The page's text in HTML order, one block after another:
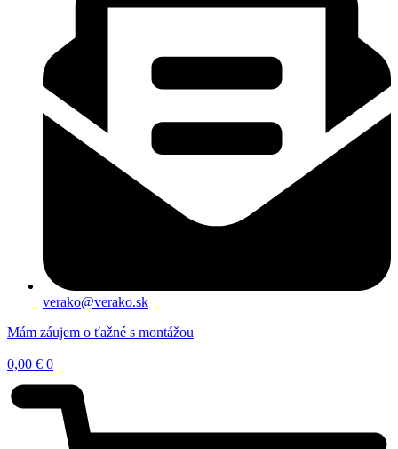
verako@verako.sk
Mám záujem o ťažné s montážou
0,00 € 0